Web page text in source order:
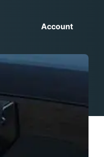
Account